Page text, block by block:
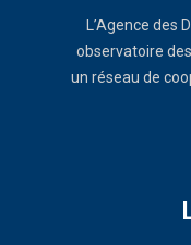
L’Agence des
observatoire
un réseau de